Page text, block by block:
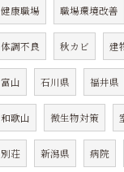
健康職場 職場環境改善
体調不良 秋カビ 建
富山 石川県 福井県
和歌山 微生物対策
別荘 新潟県 病院